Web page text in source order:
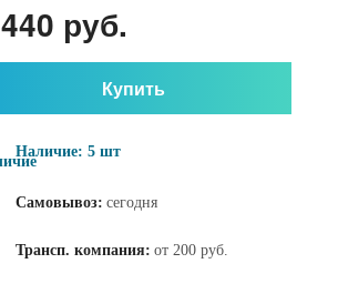
руб.
Купить
Наличие: 5 шт
Самовывоз: сегодня
Трансп. компания: от 200 руб.